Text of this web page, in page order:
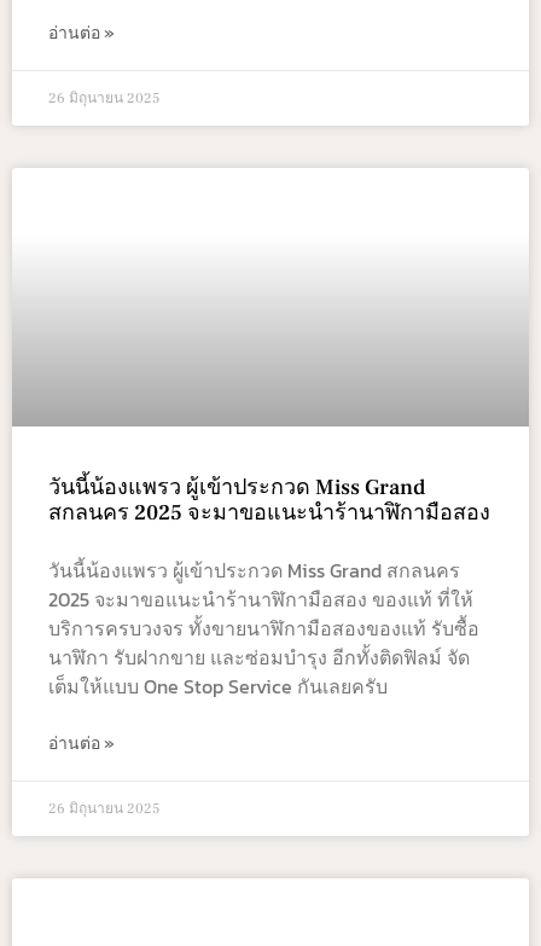
อ่านต่อ »
26 มิถุนายน 2025
วันนี้น้องแพรว ผู้เข้าประกวด Miss Grand
สกลนคร 2025 จะมาขอแนะนำร้านาฬิกามือสอง
วันนี้น้องแพรว ผู้เข้าประกวด Miss Grand สกลนคร
2025 จะมาขอแนะนำร้านาฬิกามือสอง ของแท้ ที่ให้
บริการครบวงจร ทั้งขายนาฬิกามือสองของแท้ รับซื้อ
นาฬิกา รับฝากขาย และซ่อมบำรุง อีกทั้งติดฟิลม์ จัด
เต็มให้แบบ One Stop Service กันเลยครับ
อ่านต่อ »
26 มิถุนายน 2025